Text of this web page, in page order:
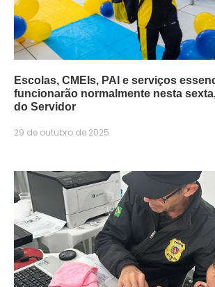
Escolas, CMEIs, PAI e serviços
funcionarão normalmente nesta
do Servidor
29 de outubro de 2025